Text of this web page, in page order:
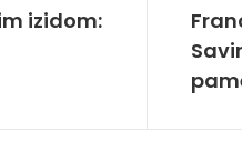
izidom: